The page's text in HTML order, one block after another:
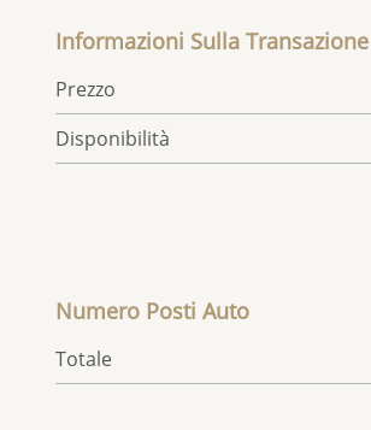
Informazioni Sulla Transazione
Prezzo
Disponibilità
Numero Posti Auto
Totale